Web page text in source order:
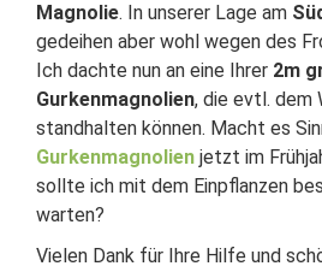
Magnolie. In unserer Lage am
gedeihen aber wohl wegen des
Ich dachte nun an eine Ihrer 2m
Gurkenmagnolien, die evtl. dem
standhalten können. Macht es
Gurkenmagnolien jetzt im
sollte ich mit dem Einpflanzen
warten?
Vielen Dank für Ihre Hilfe und